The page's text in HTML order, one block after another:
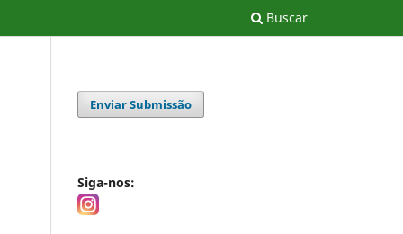
Buscar
Enviar Submissão
Siga-nos: